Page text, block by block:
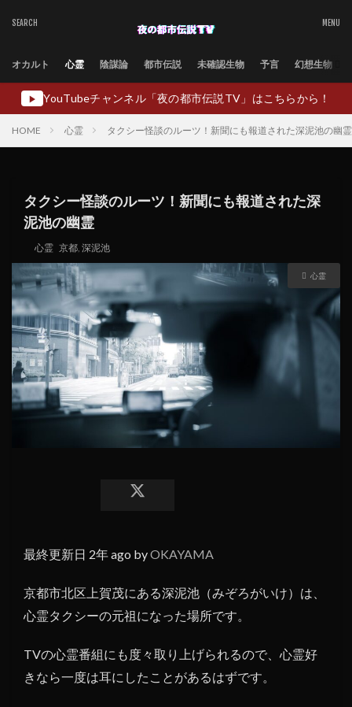
オカルト 心霊 陰謀論 都市伝説 未確認生物 予言 幻想生物
▶ YouTubeチャンネル「夜の都市伝説TV」はこちらから！
HOME 心霊 タクシー怪談のルーツ！新聞にも報道された深泥池の幽霊
タクシー怪談のルーツ！新聞にも報道された深
泥池の幽霊
心霊 京都, 深泥池
心霊
最終更新日 2年 ago byOKAYAMA
京都市北区上賀茂にある深泥池（みぞろがいけ）は、
心霊タクシーの元祖になった場所です。
TVの心霊番組にも度々取り上げられるので、心霊好
きなら一度は耳にしたことがあるはずです。